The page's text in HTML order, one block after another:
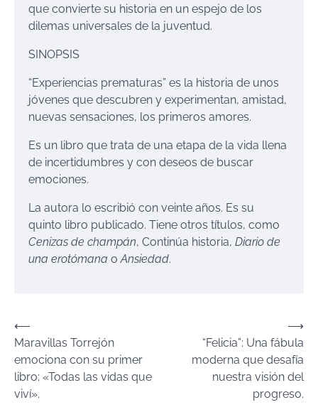
que convierte su historia en un espejo de los
dilemas universales de la juventud.
SINOPSIS
“Experiencias prematuras” es la historia de unos
jóvenes que descubren y experimentan, amistad,
nuevas sensaciones, los primeros amores.
Es un libro que trata de una etapa de la vida llena
de incertidumbres y con deseos de buscar
emociones.
La autora lo escribió con veinte años. Es su
quinto libro publicado. Tiene otros títulos, como
Cenizas de champán, Continúa historia, Diario de
una erotómana oAnsiedad.
Navegación
de
entradas
⟵
Maravillas Torrejón
emociona con su primer
libro: «Todas las vidas que
viví».
“Felicia”: Una fábula
moderna que desafía
nuestra visión del
progreso.
⟶